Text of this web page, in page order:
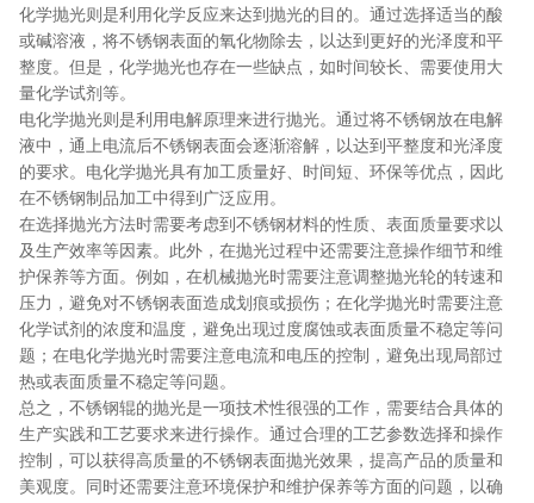
化学抛光则是利用化学反应来达到抛光的目的。通过选择适当的酸
或碱溶液，将不锈钢表面的氧化物除去，以达到更好的光泽度和平
整度。但是，化学抛光也存在一些缺点，如时间较长、需要使用大
量化学试剂等。
电化学抛光则是利用电解原理来进行抛光。通过将不锈钢放在电解
液中，通上电流后不锈钢表面会逐渐溶解，以达到平整度和光泽度
的要求。电化学抛光具有加工质量好、时间短、环保等优点，因此
在不锈钢制品加工中得到广泛应用。
在选择抛光方法时需要考虑到不锈钢材料的性质、表面质量要求以
及生产效率等因素。此外，在抛光过程中还需要注意操作细节和维
护保养等方面。例如，在机械抛光时需要注意调整抛光轮的转速和
压力，避免对不锈钢表面造成划痕或损伤；在化学抛光时需要注意
化学试剂的浓度和温度，避免出现过度腐蚀或表面质量不稳定等问
题；在电化学抛光时需要注意电流和电压的控制，避免出现局部过
热或表面质量不稳定等问题。
总之，不锈钢辊的抛光是一项技术性很强的工作，需要结合具体的
生产实践和工艺要求来进行操作。通过合理的工艺参数选择和操作
控制，可以获得高质量的不锈钢表面抛光效果，提高产品的质量和
美观度。同时还需要注意环境保护和维护保养等方面的问题，以确